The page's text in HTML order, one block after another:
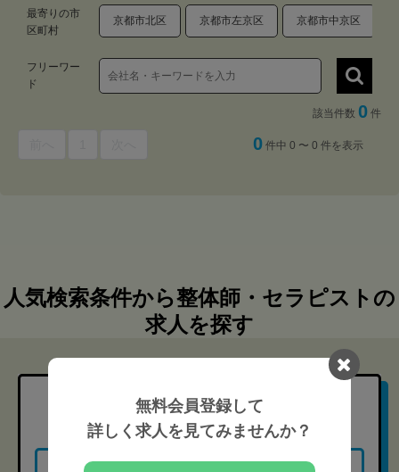
最寄りの市
区町村
京都市北区 京都市左京区 京都市中京区
フリーワー
ド
該当件数 0 件
0 件中 0 〜 0 件を表示
人気検索条件から整体師・セラピストの
求人を探す
職種から探す
無料会員登録して
詳しく求人を見てみませんか？